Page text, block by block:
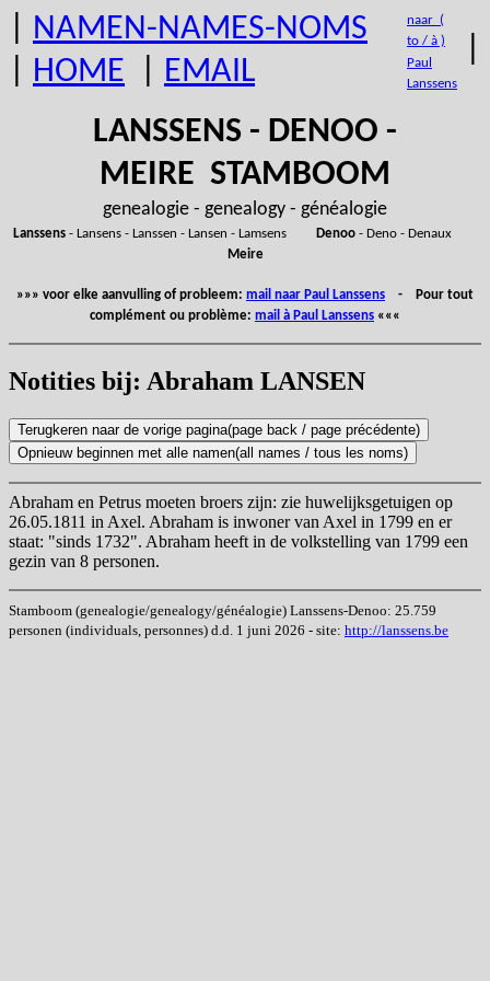
NAMEN-NAMES-NOMS
HOME EMAIL
naar (
to / à )
Paul
Lanssens
LANSSENS - DENOO -
MEIRE STAMBOOM
genealogie - genealogy - généalogie
Lanssens- Lansens - Lanssen - Lansen - Lamsens Denoo- Deno - Denaux
Meire
»»» voor elke aanvulling of probleem: mail naar Paul Lanssens - Pour tout
complément ou problème: mail à Paul Lanssens «««
Notities bij: Abraham LANSEN
Abraham en Petrus moeten broers zijn: zie huwelijksgetuigen op
26.05.1811 in Axel. Abraham is inwoner van Axel in 1799 en er
staat: "sinds 1732". Abraham heeft in de volkstelling van 1799 een
gezin van 8 personen.
Stamboom (genealogie/genealogy/généalogie) Lanssens-Denoo: 25.759
personen (individuals, personnes) d.d. 1 juni 2026 - site: http://lanssens.be